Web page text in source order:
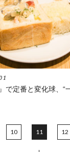
で定番と変化球、“
10 11 12